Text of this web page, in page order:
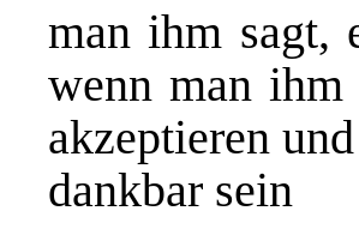
man ihm
wenn man
akzeptieren
dankbar sein